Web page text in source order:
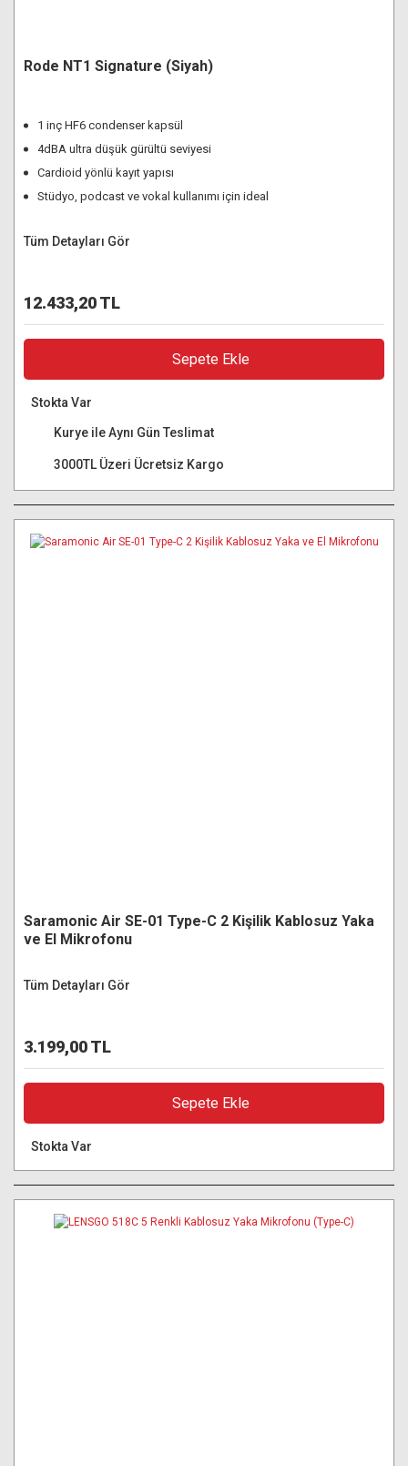
Rode NT1 Signature (Siyah)
1 inç HF6 condenser kapsül
4dBA ultra düşük gürültü seviyesi
Cardioid yönlü kayıt yapısı
Stüdyo, podcast ve vokal kullanımı için ideal
Tüm Detayları Gör
12.433,20 TL
Sepete Ekle
Stokta Var
Kurye ile Aynı Gün Teslimat
3000TL Üzeri Ücretsiz Kargo
Saramonic Air SE-01 Type-C 2 Kişilik Kablosuz Yaka
ve El Mikrofonu
Tüm Detayları Gör
3.199,00 TL
Sepete Ekle
Stokta Var